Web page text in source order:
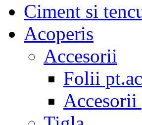
Ciment si
Acoperis
Accesorii
Folii
Accesorii